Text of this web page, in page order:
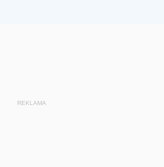
REKLAMA